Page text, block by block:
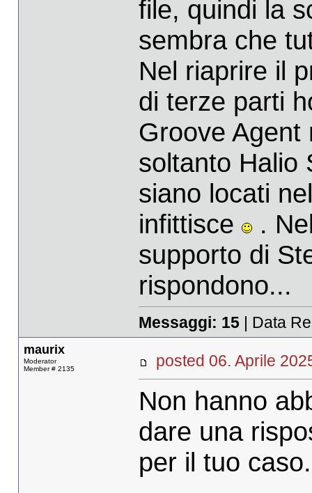
file, quindi la
sembra che
Nel riaprire il
di terze parti
Groove Agent
soltanto Halio
siano locati
infittisce
.
supporto di
rispondono...
Messaggi: 15| Data
maurix
Moderator
Member # 2135
posted 06. Aprile
Non hanno
dare una
per il tuo caso.